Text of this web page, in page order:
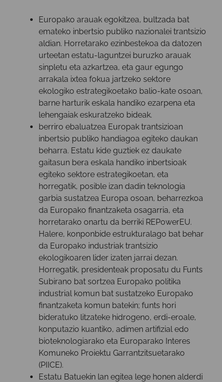
Europako arauak egokitzea, bultzada bat
emateko inbertsio publiko nazionalei trantsizio
aldian. Horretarako ezinbestekoa da datozen
urteetan estatu-laguntzei buruzko arauak
sinpletu eta azkartzea, eta gaur egungo
arrakala ixtea fokua jartzeko sektore
ekologiko estrategikoetako balio-kate osoan,
barne harturik eskala handiko ezarpena eta
lehengaiak eskuratzeko bideak.
berriro ebaluatzea Europak trantsizioan
inbertsio publiko handiagoa egiteko daukan
beharra. Estatu kide guztiek ez daukate
gaitasun bera eskala handiko inbertsioak
egiteko sektore estrategikoetan, eta
horregatik, posible izan dadin teknologia
garbia sustatzea Europa osoan, beharrezkoa
da Europako finantzaketa osagarria, eta
horretarako onartu da berriki REPowerEU.
Halere, konponbide estrukturalago bat behar
da Europako industriak trantsizio
ekologikoaren lider izaten jarrai dezan.
Horregatik, presidenteak proposatu du Funts
Subirano bat sortzea Europako politika
industrial komun bat sustatzeko Europako
finantzaketa komun batekin; funts hori
bideratuko litzateke hidrogeno, erdi-eroale,
konputazio kuantiko, adimen artifizial edo
bioteknologiarako eta Europarako Interes
Komuneko Proiektu Garrantzitsuetarako
(PIICE).
Estatu Batuekin lan egitea lege honen alderdi